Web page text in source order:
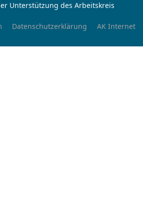
Unterstützung des Arbeitskreis
Datenschutzerklärung AK Internet